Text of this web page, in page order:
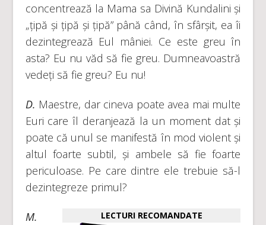
concentrează la Mama sa Divină Kundalini și
„țipă și țipă și țipă” până când, în sfârșit, ea îi
dezintegrează Eul mâniei. Ce este greu în
asta? Eu nu văd să fie greu. Dumneavoastră
vedeți să fie greu? Eu nu!
D. Maestre, dar cineva poate avea mai multe
Euri care îl deranjează la un moment dat și
poate că unul se manifestă în mod violent și
altul foarte subtil, și ambele să fie foarte
periculoase. Pe care dintre ele trebuie să-l
dezintegreze primul?
LECTURI RECOMANDATE
M.